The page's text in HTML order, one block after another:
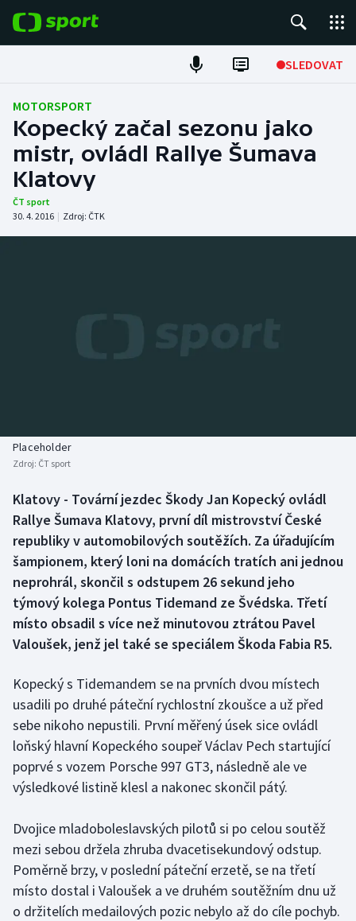
SLEDOVAT
Fotbal
Hokej
Tenis
Atletika
Biatlon
Box
Curling
Dostihy
Florbal
Golf
Gymnastika
Házená
Jezdectví
Judo
Krasobruslení
Aplikace ČT sport
MOTORSPORT
Kopecký začal sezonu jako
mistr, ovládl Rallye Šumava
Klatovy
ČT sport
30. 4. 2016 | Zdroj: ČTK
Placeholder
Zdroj: ČT sport
Klatovy - Tovární jezdec Škody Jan Kopecký ovládl
Rallye Šumava Klatovy, první díl mistrovství České
republiky v automobilových soutěžích. Za úřadujícím
šampionem, který loni na domácích tratích ani jednou
neprohrál, skončil s odstupem 26 sekund jeho
týmový kolega Pontus Tidemand ze Švédska. Třetí
místo obsadil s více než minutovou ztrátou Pavel
Valoušek, jenž jel také se speciálem Škoda Fabia R5.
Kopecký s Tidemandem se na prvních dvou místech
usadili po druhé páteční rychlostní zkoušce a už před
sebe nikoho nepustili. První měřený úsek sice ovládl
loňský hlavní Kopeckého soupeř Václav Pech startující
poprvé s vozem Porsche 997 GT3, následně ale ve
výsledkové listině klesl a nakonec skončil pátý.
Dvojice mladoboleslavských pilotů si po celou soutěž
mezi sebou držela zhruba dvacetisekundový odstup.
Poměrně brzy, v poslední páteční erzetě, se na třetí
místo dostal i Valoušek a ve druhém soutěžním dnu už
o držitelích medailových pozic nebylo až do cíle pochyb.